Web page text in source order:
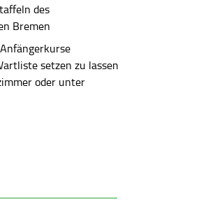
des
Bremen
setzen zu lassen
oder unter